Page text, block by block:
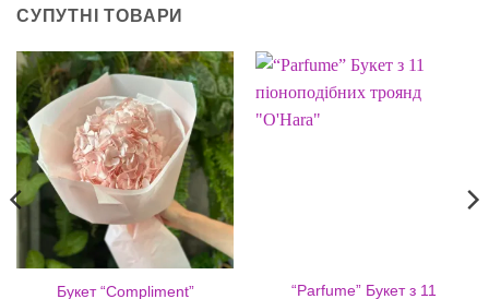
СУПУТНІ ТОВАРИ
Букет “Compliment” “Parfume” Букет з 11